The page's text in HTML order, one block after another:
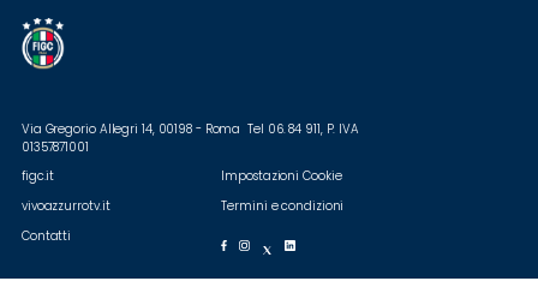
Via Gregorio Allegri 14, 00198 - Roma Tel 06. 84 911, P. IVA
01357871001
figc.it
vivoazzurrotv.it
Contatti
Impostazioni Cookie
Termini e condizioni